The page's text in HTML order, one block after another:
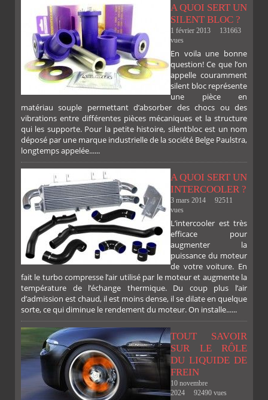
FACEBOOKTWITTERGOOGLEPINTEREST
PLUS
A QUOI SERT UN
SILENT BLOC ?
1 février 2013
131663
vues
En voila une bonne
question! Ce que l’on
appelle couramment
silent bloc représente
une pièce en
matériau souple permettant d’absorber des chocs ou des
vibrations entre différentes pièces mécaniques et la structure
qui les supporte. Pour la petite histoire, silentbloc est un nom
déposé par une marque industrielle de la société Belge Paulstra,
longtemps appelée......
A QUOI SERT UN
INTERCOOLER ?
3 mars 2014
92511
vues
L’intercooler est très
efficace pour
augmenter la
puissance du moteur
de votre voiture. En
fait le turbo compresse l’air utilisé par le moteur et augmente la
température de l’échange thermique. Du coup plus l’air
d’admission est chaud, il est moins dense, il se dilate en quelque
sorte, ce qui diminue le rendement du moteur. On installe......
TOUT SAVOIR
SUR LE RÔLE
DU LIQUIDE DE
FREIN
10 novembre
2024
92490 vues